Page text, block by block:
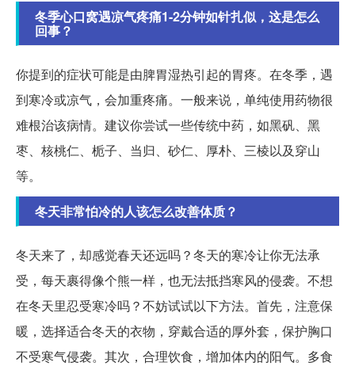
冬季心口窝遇凉气疼痛1-2分钟如针扎似，这是怎么
回事？
你提到的症状可能是由脾胃湿热引起的胃疼。在冬季，遇
到寒冷或凉气，会加重疼痛。一般来说，单纯使用药物很
难根治该病情。建议你尝试一些传统中药，如黑矾、黑
枣、核桃仁、栀子、当归、砂仁、厚朴、三棱以及穿山
等。
冬天非常怕冷的人该怎么改善体质？
冬天来了，却感觉春天还远吗？冬天的寒冷让你无法承
受，每天裹得像个熊一样，也无法抵挡寒风的侵袭。不想
在冬天里忍受寒冷吗？不妨试试以下方法。首先，注意保
暖，选择适合冬天的衣物，穿戴合适的厚外套，保护胸口
不受寒气侵袭。其次，合理饮食，增加体内的阳气。多食